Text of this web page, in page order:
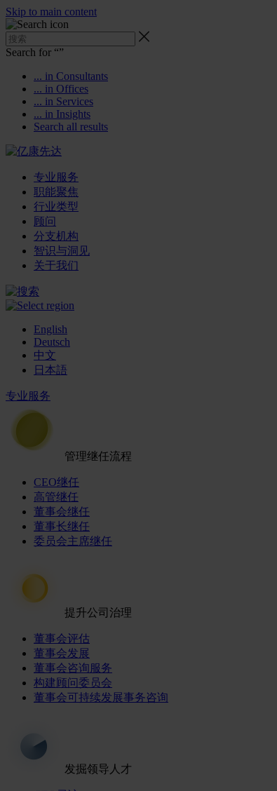
Skip to main content
Search for “”
... in Consultants
... in Offices
... in Services
... in Insights
Search all results
专业服务
职能聚焦
行业类型
顾问
分支机构
智识与洞见
关于我们
English
Deutsch
中文
日本語
专业服务
管理继任流程
CEO继任
高管继任
董事会继任
董事长继任
委员会主席继任
提升公司治理
董事会评估
董事会发展
董事会咨询服务
构建顾问委员会
董事会可持续发展事务咨询
发掘领导人才